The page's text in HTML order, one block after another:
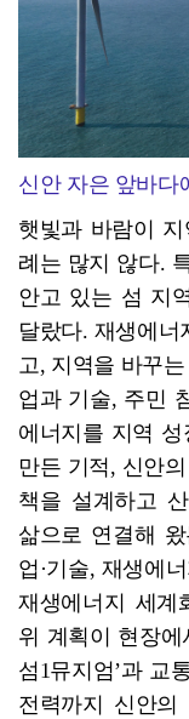
신안 자은 앞바다
햇빛과 바람이
례는 많지 않다.
안고 있는 섬 지
달랐다. 재생에
고, 지역을 바꾸
업과 기술, 주민
에너지를 지역 성
만든 기적, 신안
책을 설계하고
삶으로 연결해
업·기술, 재생에
재생에너지 세계
위 계획이 현장에
섬1뮤지엄’과 교
전력까지 신안의